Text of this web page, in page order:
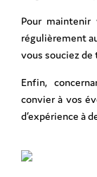
Pour maintenir
régulièrement
vous souciez
Enfin,
convier à vos
d’expérience à